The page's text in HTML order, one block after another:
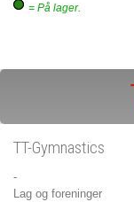
= På lager.
TT-Gymnastics
-
Lag og foreninger